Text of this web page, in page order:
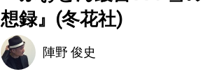
想録』(冬花社)
陣野 俊史